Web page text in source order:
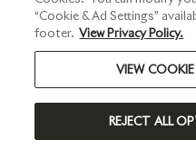
BEVI
©2023 RUINART -
“Cookie & Ad Settings”
footer. View Privacy Policy.
VIEW
REJECT ALL